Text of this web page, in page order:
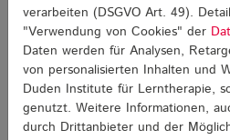
Weiterbildung und Beruf
verarbeiten (DSGVO Art. 49).
"Verwendung von Cookies" der
Daten werden für Analysen,
von personalisierten Inhalten und
Duden Institute für Lerntherapie,
genutzt. Weitere Informationen,
durch Drittanbieter und der